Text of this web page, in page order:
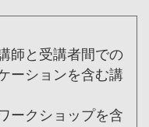
師と受講者間での
ーションを含む講
ークショップを含